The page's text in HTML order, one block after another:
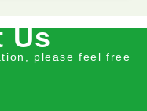
Us
please feel free